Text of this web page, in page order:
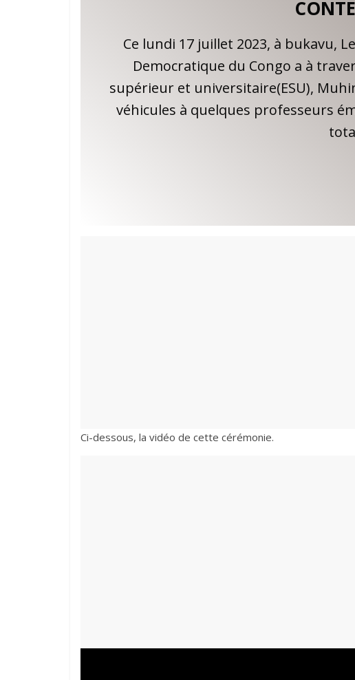
Ce lundi 17 juillet 2023, à bukavu,
Democratique du Congo a à
supérieur et universitaire(ESU),
véhicules à quelques professeurs
Ci-dessous, la vidéo de cette cérémonie.